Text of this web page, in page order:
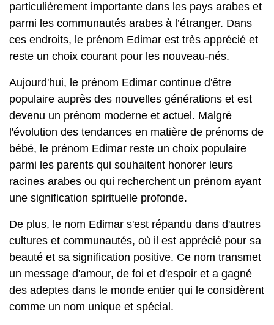
particulièrement importante dans les pays arabes et
parmi les communautés arabes à l’étranger. Dans
ces endroits, le prénom Edimar est très apprécié et
reste un choix courant pour les nouveau-nés.
Aujourd'hui, le prénom Edimar continue d'être
populaire auprès des nouvelles générations et est
devenu un prénom moderne et actuel. Malgré
l'évolution des tendances en matière de prénoms de
bébé, le prénom Edimar reste un choix populaire
parmi les parents qui souhaitent honorer leurs
racines arabes ou qui recherchent un prénom ayant
une signification spirituelle profonde.
De plus, le nom Edimar s'est répandu dans d'autres
cultures et communautés, où il est apprécié pour sa
beauté et sa signification positive. Ce nom transmet
un message d'amour, de foi et d'espoir et a gagné
des adeptes dans le monde entier qui le considèrent
comme un nom unique et spécial.